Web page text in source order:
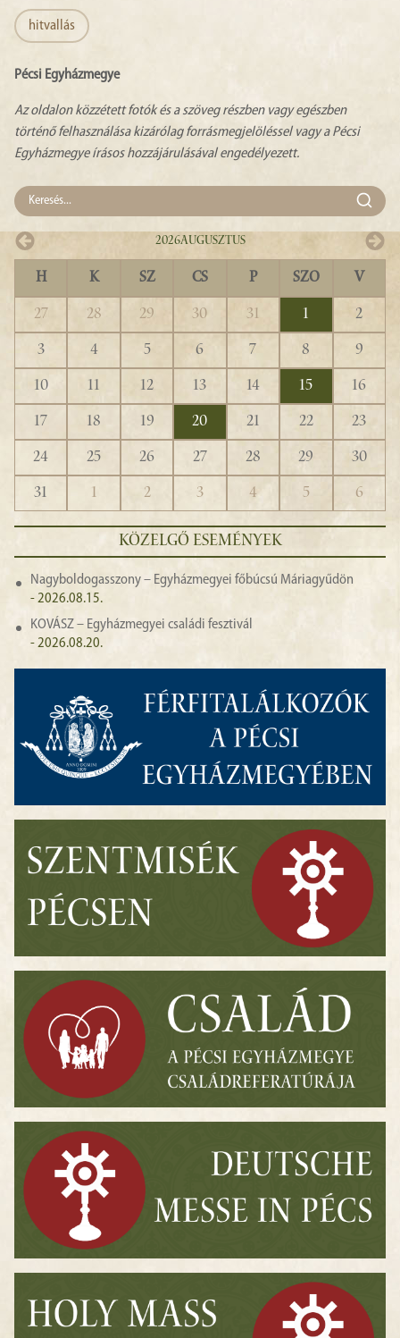
hitvallás
Pécsi Egyházmegye
Az oldalon közzétett fotók és a szöveg részben vagy egészben
történő felhasználása kizárólag forrásmegjelöléssel vagy a Pécsi
Egyházmegye írásos hozzájárulásával engedélyezett.
2026Augusztus
H K SZ CS P SZO V
27 28 29 30 31 1
2
3
4 5 6 7 8
9
10
11 12 13 14 15
16
17
18 19 20 21 22
23
24
25 26 27 28 29
30
31
1 2 3 4 5 6
KÖZELGŐ ESEMÉNYEK
Nagyboldogasszony – Egyházmegyei főbúcsú Máriagyűdön
- 2026.08.15.
KOVÁSZ – Egyházmegyei családi fesztivál
- 2026.08.20.